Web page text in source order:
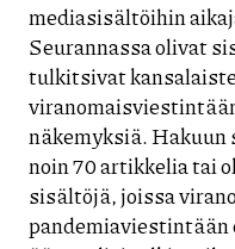
mediasisältöihin
Seurannassa olivat
tulkitsivat
näkemyksiä.
noin 70 artikkelia tai
sisältöjä, joissa